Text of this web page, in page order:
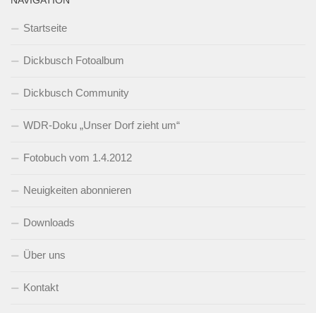
Startseite
Dickbusch Fotoalbum
Dickbusch Community
WDR-Doku „Unser Dorf zieht um“
Fotobuch vom 1.4.2012
Neuigkeiten abonnieren
Downloads
Über uns
Kontakt